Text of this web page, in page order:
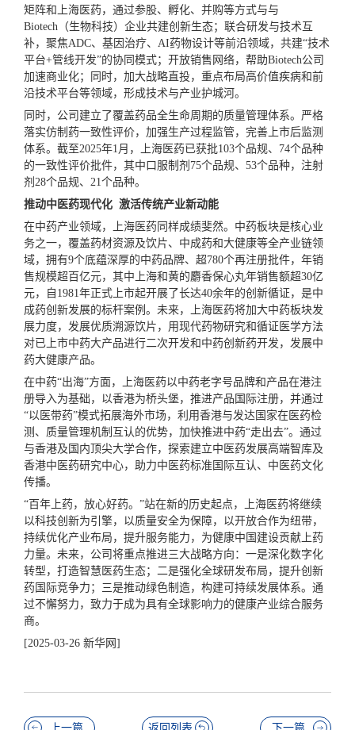
矩阵和上海医药，通过参股、孵化、并购等方式与与
Biotech（生物科技）企业共建创新生态；联合研发与技术互
补，聚焦ADC、基因治疗、AI药物设计等前沿领域，共建“技术
平台+管线开发”的协同模式；开放销售网络，帮助Biotech公司
加速商业化；同时，加大战略直投，重点布局高价值疾病和前
沿技术平台等领域，形成技术与产业护城河。
同时，公司建立了覆盖药品全生命周期的质量管理体系。严格
落实仿制药一致性评价，加强生产过程监管，完善上市后监测
体系。截至2025年1月，上海医药已获批103个品规、74个品种
的一致性评价批件，其中口服制剂75个品规、53个品种，注射
剂28个品规、21个品种。
推动中医药现代化 激活传统产业新动能
在中药产业领域，上海医药同样成绩斐然。中药板块是核心业
务之一，覆盖药材资源及饮片、中成药和大健康等全产业链领
域，拥有9个底蕴深厚的中药品牌、超780个再注册批件，年销
售规模超百亿元，其中上海和黄的麝香保心丸年销售额超30亿
元，自1981年正式上市起开展了长达40余年的创新循证，是中
成药创新发展的标杆案例。未来，上海医药将加大中药板块发
展力度，发展优质溯源饮片，用现代药物研究和循证医学方法
对已上市中药大产品进行二次开发和中药创新药开发，发展中
药大健康产品。
在中药“出海”方面，上海医药以中药老字号品牌和产品在港注
册导入为基础，以香港为桥头堡，推进产品国际注册，并通过
“以医带药”模式拓展海外市场，利用香港与发达国家在医药检
测、质量管理机制互认的优势，加快推进中药“走出去”。通过
与香港及国内 顶尖大学合作，探索建立中医药发展高端智库及
香港中医药研究中心，助力中医药标准国际互认、中医药文化
传播。
“百年上药，放心好药。”站在新的历史起点，上海医药将继续
以科技创新为引擎，以质量安全为保障，以开放合作为纽带，
持续优化产业布局，提升服务能力，为健康中国建设贡献上药
力量。未来，公司将重点推进三大战略方向：一是深化数字化
转型，打造智慧医药生态；二是强化全球研发布局，提升创新
药国际竞争力；三是推动绿色制造，构建可持续发展体系。通
过不懈努力，致力于成为具有全球影响力的健康产业综合服务
商。
[2025-03-26 新华网]